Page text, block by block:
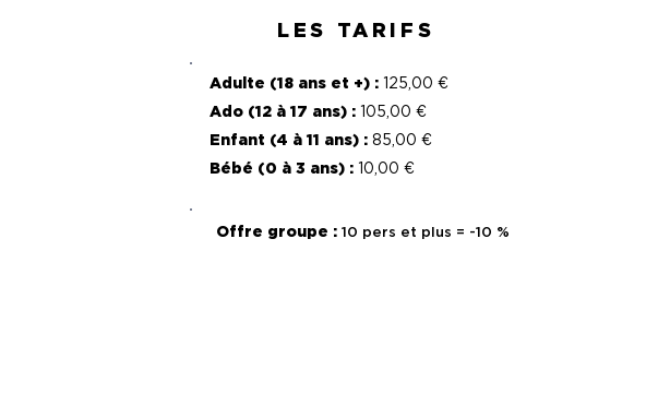
LES TARIFS
Adulte (18 ans et +) : 125,00 €
Ado (12 à 17 ans) : 105,00 €
Enfant (4 à 11 ans) : 85,00 €
Bébé (0 à 3 ans) : 10,00 €
Offre groupe :10 pers et plus = -10 %